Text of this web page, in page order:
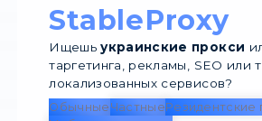
фильтрация наполнения
обеспечивает
нежелательной
прочего);
обход блокировок